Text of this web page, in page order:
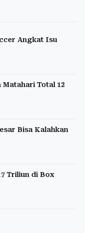
Angkat Isu
Matahari Total 12
Bisa Kalahkan
Triliun di Box